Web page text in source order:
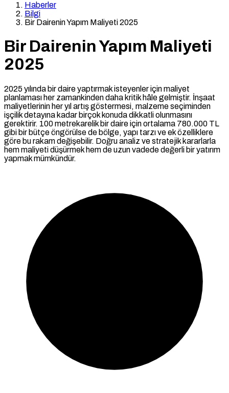
Haberler
Bilgi
Bir Dairenin Yapım Maliyeti 2025
Bir Dairenin Yapım Maliyeti
2025
2025 yılında bir daire yaptırmak isteyenler için maliyet
planlaması her zamankinden daha kritik hâle gelmiştir. İnşaat
maliyetlerinin her yıl artış göstermesi, malzeme seçiminden
işçilik detayına kadar birçok konuda dikkatli olunmasını
gerektirir. 100 metrekarelik bir daire için ortalama 780.000 TL
gibi bir bütçe öngörülse de bölge, yapı tarzı ve ek özelliklere
göre bu rakam değişebilir. Doğru analiz ve stratejik kararlarla
hem maliyeti düşürmek hem de uzun vadede değerli bir yatırım
yapmak mümkündür.